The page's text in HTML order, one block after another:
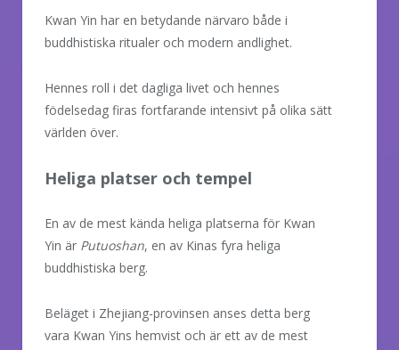
Kwan Yin har en betydande närvaro både i
buddhistiska ritualer och modern andlighet.
Hennes roll i det dagliga livet och hennes
födelsedag firas fortfarande intensivt på olika sätt
världen över.
Heliga platser och tempel
En av de mest kända heliga platserna för Kwan
Yin är Putuoshan, en av Kinas fyra heliga
buddhistiska berg.
Beläget i Zhejiang-provinsen anses detta berg
vara Kwan Yins hemvist och är ett av de mest